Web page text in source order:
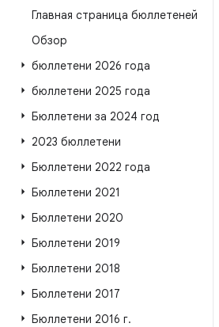
Главная страница бюллетеней
Обзор
бюллетени 2026 года
бюллетени 2025 года
Бюллетени за 2024 год
2023 бюллетени
Бюллетени 2022 года
Бюллетени 2021
Бюллетени 2020
Бюллетени 2019
Бюллетени 2018
Бюллетени 2017
Бюллетени 2016 г.